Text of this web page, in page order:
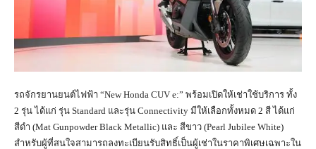
รถจักรยานยนต์ไฟฟ้า “New Honda CUV e:” พร้อมเปิดให้เช่าใช้บริการ ทั้ง
2 รุ่น ได้แก่ รุ่น Standard และรุ่น Connectivity มีให้เลือกทั้งหมด 2 สี ได้แก่
สีดำ (Mat Gunpowder Black Metallic) และ สีขาว (Pearl Jubilee White)
สำหรับผู้ที่สนใจสามารถลงทะเบียนรับสิทธิ์เป็นผู้เช่าในราคาพิเศษเฉพาะใน